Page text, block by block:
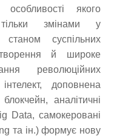
особливості якого
змінами у
суспільних
й широке
революційних
доповнена
блокчейн, аналітичні
Data, самокеровані
та ін.) формує нову